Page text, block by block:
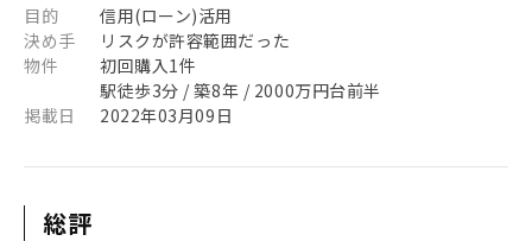
目的
信用(ローン)活用
決め手
リスクが許容範囲だった
物件
初回購入1件
駅徒歩3分 / 築8年 / 2000万円台前半
掲載日
2022年03月09日
総評